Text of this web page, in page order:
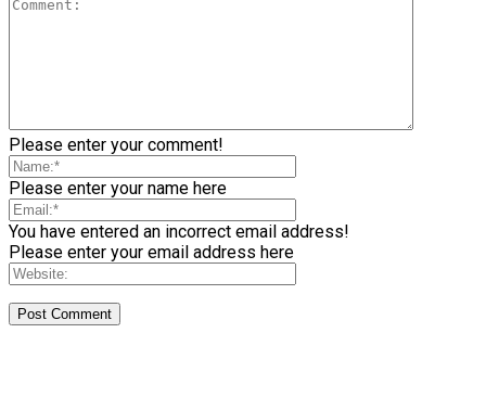
Please enter your comment!
Please enter your name here
You have entered an incorrect email address!
Please enter your email address here